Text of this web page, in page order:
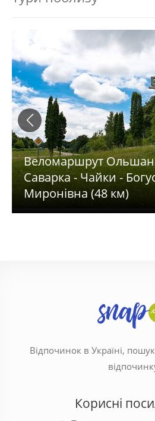
Веломаршрут
Саварка - Чайки -
Миронівна (48 км)
Відпочинок в Україні,
Корисні